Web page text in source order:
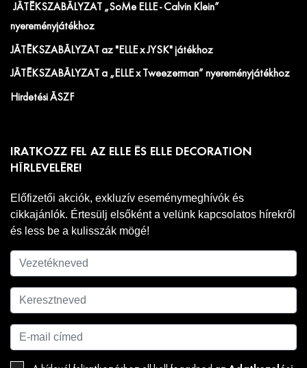
JÁTÉKSZABÁLYZAT „SoMe ELLE - Calvin Klein”
nyereményjátékhoz
JÁTÉKSZABÁLYZAT az "ELLE x JYSK" játékhoz
JÁTÉKSZABÁLYZAT a „ELLE x Tweezerman” nyereményjátékhoz
Hirdetési ÁSZF
IRATKOZZ FEL AZ ELLE ÉS ELLE DECORATION
HÍRLEVELÉRE!
Előfizetői akciók, exkluzív eseménymeghívók és
cikkajánlók. Értesülj elsőként a velünk kapcsolatos hírekről
és less be a kulisszák mögé!